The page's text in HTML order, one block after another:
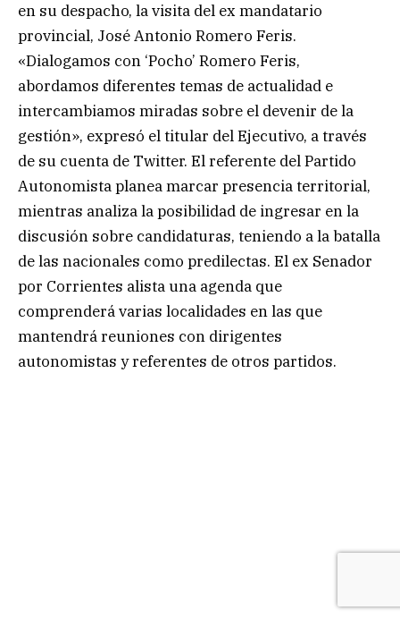
en su despacho, la visita del ex mandatario
provincial, José Antonio Romero Feris.
«Dialogamos con ‘Pocho’ Romero Feris,
abordamos diferentes temas de actualidad e
intercambiamos miradas sobre el devenir de la
gestión», expresó el titular del Ejecutivo, a través
de su cuenta de Twitter. El referente del Partido
Autonomista planea marcar presencia territorial,
mientras analiza la posibilidad de ingresar en la
discusión sobre candidaturas, teniendo a la batalla
de las nacionales como predilectas. El ex Senador
por Corrientes alista una agenda que
comprenderá varias localidades en las que
mantendrá reuniones con dirigentes
autonomistas y referentes de otros partidos.